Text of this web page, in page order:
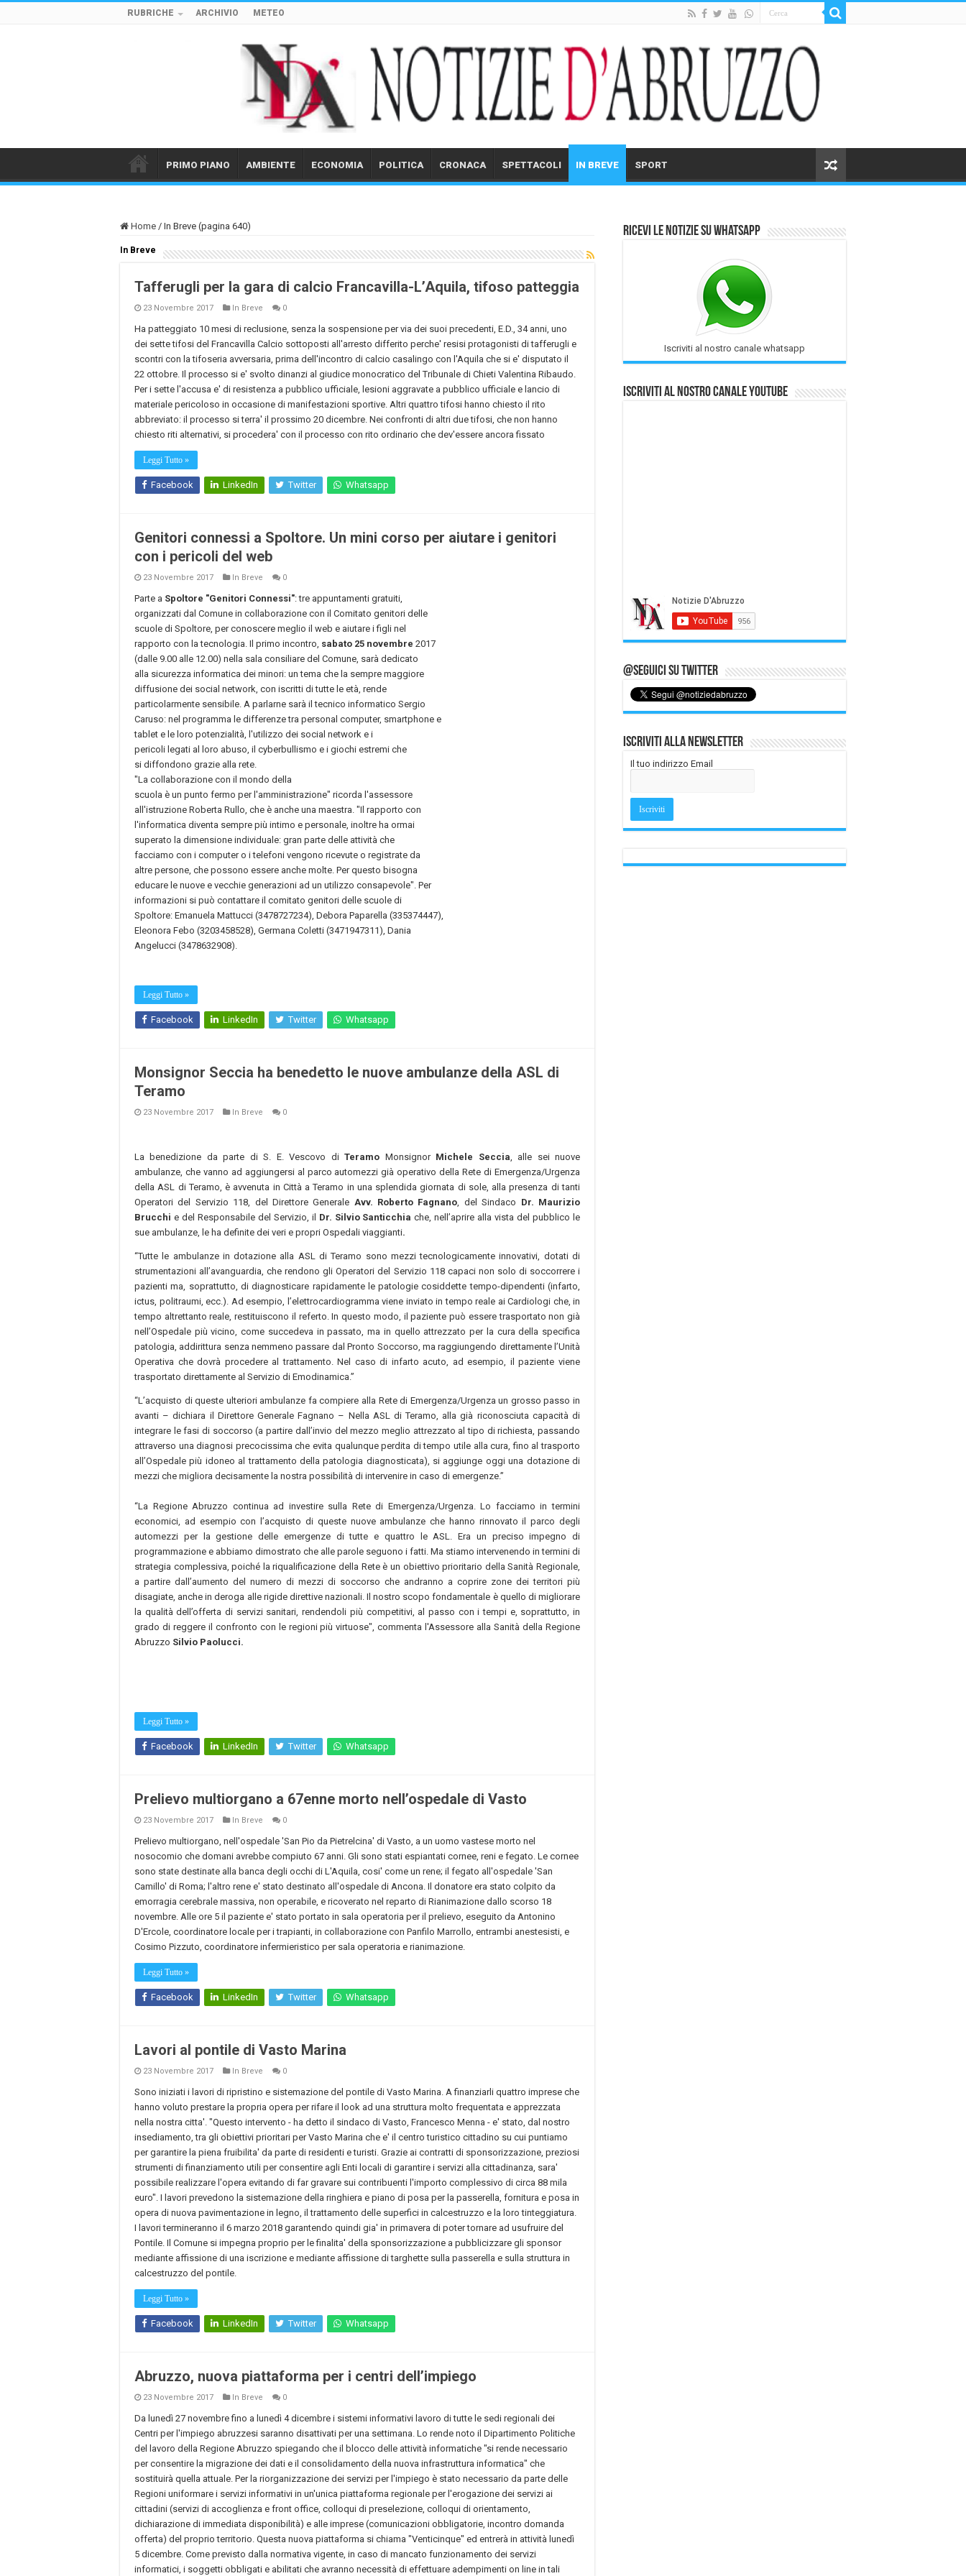
RUBRICHE ARCHIVIO METEO
PRIMO PIANO AMBIENTE ECONOMIA POLITICA CRONACA SPETTACOLI IN BREVE SPORT
Home / In Breve (pagina 640)
In Breve
Tafferugli per la gara di calcio Francavilla-L’Aquila, tifoso patteggia
23 Novembre 2017 In Breve 0
Ha patteggiato 10 mesi di reclusione, senza la sospensione per via dei suoi precedenti, E.D., 34 anni, uno
dei sette tifosi del Francavilla Calcio sottoposti all'arresto differito perche' resisi protagonisti di tafferugli e
scontri con la tifoseria avversaria, prima dell'incontro di calcio casalingo con l'Aquila che si e' disputato il
22 ottobre. Il processo si e' svolto dinanzi al giudice monocratico del Tribunale di Chieti Valentina Ribaudo.
Per i sette l'accusa e' di resistenza a pubblico ufficiale, lesioni aggravate a pubblico ufficiale e lancio di
materiale pericoloso in occasione di manifestazioni sportive. Altri quattro tifosi hanno chiesto il rito
abbreviato: il processo si terra' il prossimo 20 dicembre. Nei confronti di altri due tifosi, che non hanno
chiesto riti alternativi, si procedera' con il processo con rito ordinario che dev'essere ancora fissato
Leggi Tutto »
Facebook LinkedIn Twitter Whatsapp
Genitori connessi a Spoltore. Un mini corso per aiutare i genitori
con i pericoli del web
23 Novembre 2017 In Breve 0
Parte a Spoltore "Genitori Connessi": tre appuntamenti gratuiti,
organizzati dal Comune in collaborazione con il Comitato genitori delle
scuole di Spoltore, per conoscere meglio il web e aiutare i figli nel
rapporto con la tecnologia. Il primo incontro, sabato 25 novembre 2017
(dalle 9.00 alle 12.00) nella sala consiliare del Comune, sarà dedicato
alla sicurezza informatica dei minori: un tema che la sempre maggiore
diffusione dei social network, con iscritti di tutte le età, rende
particolarmente sensibile. A parlarne sarà il tecnico informatico Sergio
Caruso: nel programma le differenze tra personal computer, smartphone e
tablet e le loro potenzialità, l'utilizzo dei social network e i
pericoli legati al loro abuso, il cyberbullismo e i giochi estremi che
si diffondono grazie alla rete.
"La collaborazione con il mondo della
scuola è un punto fermo per l'amministrazione" ricorda l'assessore
all'istruzione Roberta Rullo, che è anche una maestra. "Il rapporto con
l'informatica diventa sempre più intimo e personale, inoltre ha ormai
superato la dimensione individuale: gran parte delle attività che
facciamo con i computer o i telefoni vengono ricevute o registrate da
altre persone, che possono essere anche molte. Per questo bisogna
educare le nuove e vecchie generazioni ad un utilizzo consapevole". Per
informazioni si può contattare il comitato genitori delle scuole di
Spoltore: Emanuela Mattucci (3478727234), Debora Paparella (335374447),
Eleonora Febo (3203458528), Germana Coletti (3471947311), Dania
Angelucci (3478632908).
Leggi Tutto »
Facebook LinkedIn Twitter Whatsapp
Monsignor Seccia ha benedetto le nuove ambulanze della ASL di
Teramo
23 Novembre 2017 In Breve 0
La benedizione da parte di S. E. Vescovo diTeramo MonsignorMichele Seccia , alle sei nuove
ambulanze, che vanno ad aggiungersi al parco automezzi già operativo della Rete di Emergenza/Urgenza
della ASL di Teramo, è avvenuta in Città a Teramo in una splendida giornata di sole, alla presenza di tanti
Operatori del Servizio 118, del Direttore Generale Avv. Roberto Fagnano , del Sindaco Dr. Maurizio
Brucchi e del Responsabile del Servizio, il Dr. Silvio Santicchia che, nell’aprire alla vista del pubblico le
sue ambulanze, le ha definite dei veri e propri Ospedali viaggianti.
“Tutte le ambulanze in dotazione alla ASL di Teramo sono mezzi tecnologicamente innovativi, dotati di
strumentazioni all’avanguardia, che rendono gli Operatori del Servizio 118 capaci non solo di soccorrere i
pazienti ma, soprattutto, di diagnosticare rapidamente le patologie cosiddette tempo-dipendenti (infarto,
ictus, politraumi, ecc.). Ad esempio, l’elettrocardiogramma viene inviato in tempo reale ai Cardiologi che, in
tempo altrettanto reale, restituiscono il referto. In questo modo, il paziente può essere trasportato non già
nell’Ospedale più vicino, come succedeva in passato, ma in quello attrezzato per la cura della specifica
patologia, addirittura senza nemmeno passare dal Pronto Soccorso, ma raggiungendo direttamente l’Unità
Operativa che dovrà procedere al trattamento. Nel caso di infarto acuto, ad esempio, il paziente viene
trasportato direttamente al Servizio di Emodinamica.”
“L’acquisto di queste ulteriori ambulanze fa compiere alla Rete di Emergenza/Urgenza un grosso passo in
avanti – dichiara il Direttore Generale Fagnano – Nella ASL di Teramo, alla già riconosciuta capacità di
integrare le fasi di soccorso (a partire dall’invio del mezzo meglio attrezzato al tipo di richiesta, passando
attraverso una diagnosi precocissima che evita qualunque perdita di tempo utile alla cura, fino al trasporto
all’Ospedale più idoneo al trattamento della patologia diagnosticata), si aggiunge oggi una dotazione di
mezzi che migliora decisamente la nostra possibilità di intervenire in caso di emergenze.”
“La Regione Abruzzo continua ad investire sulla Rete di Emergenza/Urgenza. Lo facciamo in termini
economici, ad esempio con l’acquisto di queste nuove ambulanze che hanno rinnovato il parco degli
automezzi per la gestione delle emergenze di tutte e quattro le ASL. Era un preciso impegno di
programmazione e abbiamo dimostrato che alle parole seguono i fatti. Ma stiamo intervenendo in termini di
strategia complessiva, poiché la riqualificazione della Rete è un obiettivo prioritario della Sanità Regionale,
a partire dall’aumento del numero di mezzi di soccorso che andranno a coprire zone dei territori più
disagiate, anche in deroga alle rigide direttive nazionali. Il nostro scopo fondamentale è quello di migliorare
la qualità dell’offerta di servizi sanitari, rendendoli più competitivi, al passo con i tempi e, soprattutto, in
grado di reggere il confronto con le regioni più virtuose", commenta l'Assessore alla Sanità della Regione
Abruzzo Silvio Paolucci.
Leggi Tutto »
Facebook LinkedIn Twitter Whatsapp
Prelievo multiorgano a 67enne morto nell’ospedale di Vasto
23 Novembre 2017 In Breve 0
Prelievo multiorgano, nell'ospedale 'San Pio da Pietrelcina' di Vasto, a un uomo vastese morto nel
nosocomio che domani avrebbe compiuto 67 anni. Gli sono stati espiantati cornee, reni e fegato. Le cornee
sono state destinate alla banca degli occhi di L'Aquila, cosi' come un rene; il fegato all'ospedale 'San
Camillo' di Roma; l'altro rene e' stato destinato all'ospedale di Ancona. Il donatore era stato colpito da
emorragia cerebrale massiva, non operabile, e ricoverato nel reparto di Rianimazione dallo scorso 18
novembre. Alle ore 5 il paziente e' stato portato in sala operatoria per il prelievo, eseguito da Antonino
D'Ercole, coordinatore locale per i trapianti, in collaborazione con Panfilo Marrollo, entrambi anestesisti, e
Cosimo Pizzuto, coordinatore infermieristico per sala operatoria e rianimazione.
Leggi Tutto »
Facebook LinkedIn Twitter Whatsapp
Lavori al pontile di Vasto Marina
23 Novembre 2017 In Breve 0
Sono iniziati i lavori di ripristino e sistemazione del pontile di Vasto Marina. A finanziarli quattro imprese che
hanno voluto prestare la propria opera per rifare il look ad una struttura molto frequentata e apprezzata
nella nostra citta'. "Questo intervento - ha detto il sindaco di Vasto, Francesco Menna - e' stato, dal nostro
insediamento, tra gli obiettivi prioritari per Vasto Marina che e' il centro turistico cittadino su cui puntiamo
per garantire la piena fruibilita' da parte di residenti e turisti. Grazie ai contratti di sponsorizzazione, preziosi
strumenti di finanziamento utili per consentire agli Enti locali di garantire i servizi alla cittadinanza, sara'
possibile realizzare l'opera evitando di far gravare sui contribuenti l'importo complessivo di circa 88 mila
euro". I lavori prevedono la sistemazione della ringhiera e piano di posa per la passerella, fornitura e posa in
opera di nuova pavimentazione in legno, il trattamento delle superfici in calcestruzzo e la loro tinteggiatura.
I lavori termineranno il 6 marzo 2018 garantendo quindi gia' in primavera di poter tornare ad usufruire del
Pontile. Il Comune si impegna proprio per le finalita' della sponsorizzazione a pubblicizzare gli sponsor
mediante affissione di una iscrizione e mediante affissione di targhette sulla passerella e sulla struttura in
calcestruzzo del pontile.
Leggi Tutto »
Facebook LinkedIn Twitter Whatsapp
Abruzzo, nuova piattaforma per i centri dell’impiego
23 Novembre 2017 In Breve 0
Da lunedì 27 novembre fino a lunedì 4 dicembre i sistemi informativi lavoro di tutte le sedi regionali dei
Centri per l'impiego abruzzesi saranno disattivati per una settimana. Lo rende noto il Dipartimento Politiche
del lavoro della Regione Abruzzo spiegando che il blocco delle attività informatiche "si rende necessario
per consentire la migrazione dei dati e il consolidamento della nuova infrastruttura informatica" che
sostituirà quella attuale. Per la riorganizzazione dei servizi per l'impiego è stato necessario da parte delle
Regioni uniformare i servizi informativi in un'unica piattaforma regionale per l'erogazione dei servizi ai
cittadini (servizi di accoglienza e front office, colloqui di preselezione, colloqui di orientamento,
dichiarazione di immediata disponibilità) e alle imprese (comunicazioni obbligatorie, incontro domanda
offerta) del proprio territorio. Questa nuova piattaforma si chiama "Venticinque" ed entrerà in attività lunedì
5 dicembre. Come previsto dalla normativa vigente, in caso di mancato funzionamento dei servizi
informatici, i soggetti obbligati e abilitati che avranno necessità di effettuare adempimenti on line in tali
Ricevi le notizie su Whatsapp
Iscriviti al nostro canale whatsapp
Iscriviti al nostro Canale Youtube
@Seguici su Twitter
Iscriviti alla Newsletter
Il tuo indirizzo Email